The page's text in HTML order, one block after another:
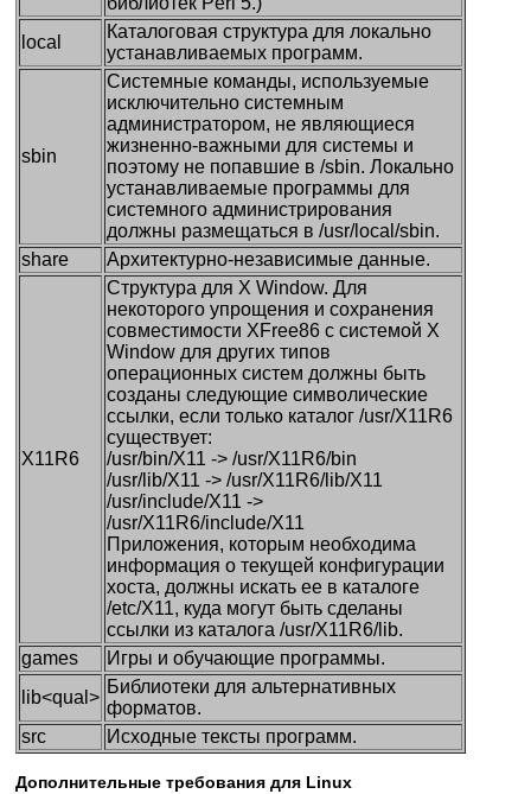
local
Каталоговая структура для локально
устанавливаемых программ.
sbin
Системные команды, используемые
исключительно системным
администратором, не являющиеся
жизненно-важными для системы и
поэтому не попавшие в /sbin. Локально
устанавливаемые программы для
системного администрирования
должны размещаться в /usr/local/sbin.
share
Архитектурно-независимые данные.
X11R6
Структура для X Window. Для
некоторого упрощения и сохранения
совместимости XFree86 с системой X
Window для других типов
операционных систем должны быть
созданы следующие символические
ссылки, если только каталог /usr/X11R6
существует:
/usr/bin/X11 -> /usr/X11R6/bin
/usr/lib/X11 -> /usr/X11R6/lib/X11
/usr/include/X11 ->
/usr/X11R6/include/X11
Приложения, которым необходима
информация о текущей конфигурации
хоста, должны искать ее в каталоге
/etc/X11, куда могут быть сделаны
ссылки из каталога /usr/X11R6/lib.
games
Игры и обучающие программы.
lib<qual>
Библиотеки для альтернативных
форматов.
src
Исходные тексты программ.
Дополнительные требования для Linux